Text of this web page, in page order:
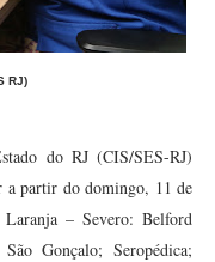
RJ)
do RJ (CIS/SES-RJ)
a partir do domingo, 11 de
– Severo: Belford
Gonçalo; Seropédica;